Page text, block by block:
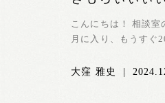
こんにちは！ 相談
月に入り、もうすぐ
大窪 雅史 |